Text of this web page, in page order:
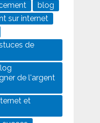
blog
sur internet
de
de l'argent
et